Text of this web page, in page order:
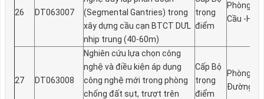
26 DT063007
(Segmental Gantries) trong
xây dựng cầu cạn BTCT DƯL
nhịp trung (40-60m)
trọng
điểm
Phòng
Cầu -Hầm
27 DT063008
Nghiên cứu lựa chọn công
nghệ và điều kiện áp dụng
công nghệ mới trong phòng
chống đất sụt, tr­ượt trên
Cấp Bộ
trọng
điểm
Phòng
Đư­ờng